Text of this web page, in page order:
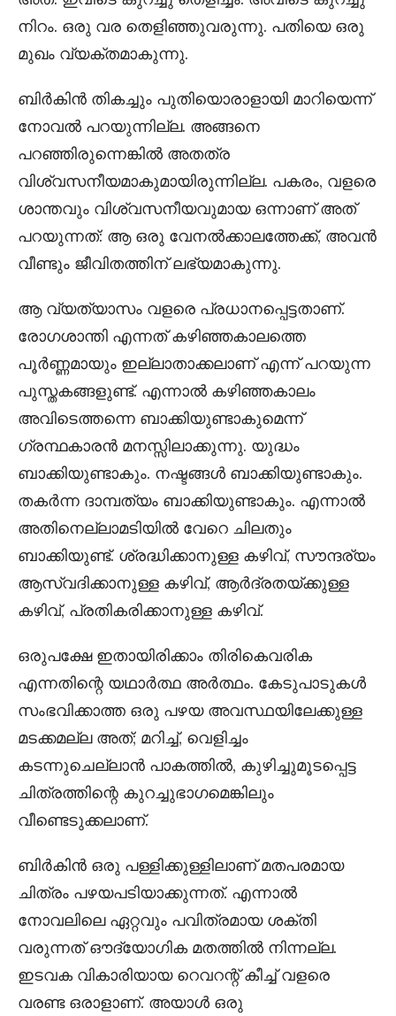
നിറം. ഒരു വര തെളിഞ്ഞുവരുന്നു. പതിയെ ഒരു
മുഖം വ്യക്തമാകുന്നു.
ബിർകിൻ തികച്ചും പുതിയൊരാളായി മാറിയെന്ന്
നോവൽ പറയുന്നില്ല. അങ്ങനെ
പറഞ്ഞിരുന്നെങ്കിൽ അതത്ര
വിശ്വസനീയമാകുമായിരുന്നില്ല. പകരം, വളരെ
ശാന്തവും വിശ്വസനീയവുമായ ഒന്നാണ് അത്
പറയുന്നത്: ആ ഒരു വേനൽക്കാലത്തേക്ക്, അവൻ
വീണ്ടും ജീവിതത്തിന് ലഭ്യമാകുന്നു.
ആ വ്യത്യാസം വളരെ പ്രധാനപ്പെട്ടതാണ്.
രോഗശാന്തി എന്നത് കഴിഞ്ഞകാലത്തെ
പൂർണ്ണമായും ഇല്ലാതാക്കലാണ് എന്ന് പറയുന്ന
പുസ്തകങ്ങളുണ്ട്. എന്നാൽ കഴിഞ്ഞകാലം
അവിടെത്തന്നെ ബാക്കിയുണ്ടാകുമെന്ന്
ഗ്രന്ഥകാരൻ മനസ്സിലാക്കുന്നു. യുദ്ധം
ബാക്കിയുണ്ടാകും. നഷ്ടങ്ങൾ ബാക്കിയുണ്ടാകും.
തകർന്ന ദാമ്പത്യം ബാക്കിയുണ്ടാകും. എന്നാൽ
അതിനെല്ലാമടിയിൽ വേറെ ചിലതും
ബാക്കിയുണ്ട്. ശ്രദ്ധിക്കാനുള്ള കഴിവ്, സൗന്ദര്യം
ആസ്വദിക്കാനുള്ള കഴിവ്, ആർദ്രതയ്ക്കുള്ള
കഴിവ്, പ്രതികരിക്കാനുള്ള കഴിവ്.
ഒരുപക്ഷേ ഇതായിരിക്കാം തിരികെവരിക
എന്നതിന്റെ യഥാർത്ഥ അർത്ഥം. കേടുപാടുകൾ
സംഭവിക്കാത്ത ഒരു പഴയ അവസ്ഥയിലേക്കുള്ള
മടക്കമല്ല അത്; മറിച്ച്, വെളിച്ചം
കടന്നുചെല്ലാൻ പാകത്തിൽ, കുഴിച്ചുമൂടപ്പെട്ട
ചിത്രത്തിന്റെ കുറച്ചുഭാഗമെങ്കിലും
വീണ്ടെടുക്കലാണ്.
ബിർകിൻ ഒരു പള്ളിക്കുള്ളിലാണ് മതപരമായ
ചിത്രം പഴയപടിയാക്കുന്നത്. എന്നാൽ
നോവലിലെ ഏറ്റവും പവിത്രമായ ശക്തി
വരുന്നത് ഔദ്യോഗിക മതത്തിൽ നിന്നല്ല.
ഇടവക വികാരിയായ റെവറന്റ് കീച്ച് വളരെ
വരണ്ട ഒരാളാണ്. അയാൾ ഒരു